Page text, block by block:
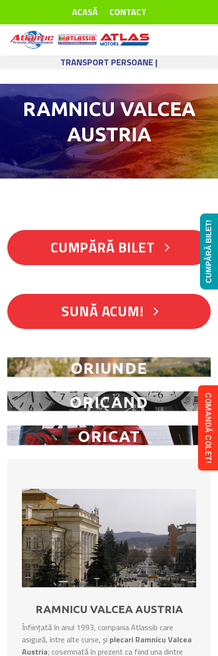
ACASĂ CONTACT
TRANSPORT PERSOANE |
RAMNICU VALCEA
AUSTRIA
CUMPĂRĂ BILET
SUNĂ ACUM!
ORIUNDE
ORICAND
ORICAT
RAMNICU VALCEA AUSTRIA
Înființată în anul 1993, compania Atlassib care
asigură, între alte curse, și plecari Ramnicu Valcea
Austria; cosemnată în prezent ca fiind una dintre
COMANDĂ COLET!
CUMPĂRĂ BILET!